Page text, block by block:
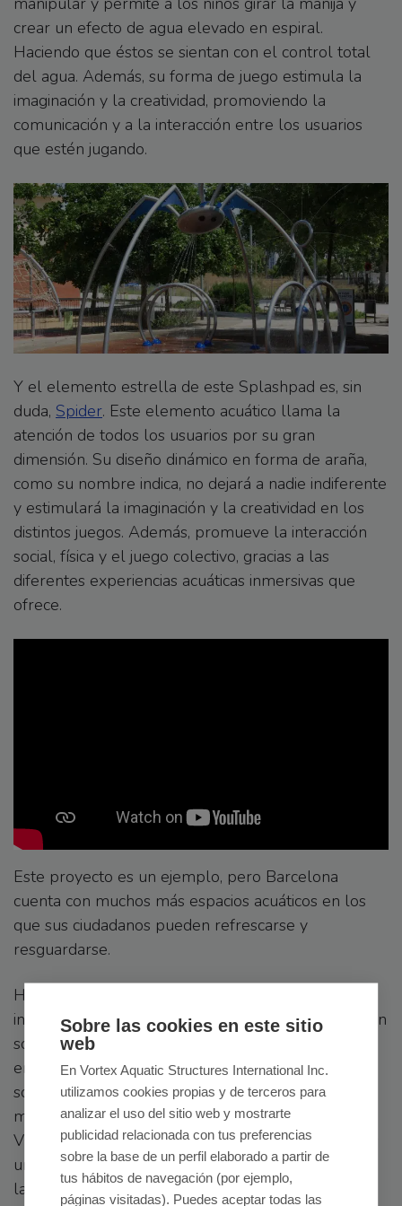
crear un efecto de agua elevado en espiral.
Haciendo que éstos se sientan con el control total
del agua. Además, su forma de juego estimula la
imaginación y la creatividad, promoviendo la
comunicación y a la interacción entre los usuarios
que estén jugando.
Y el elemento estrella de este Splashpad es, sin
duda, Spider. Este elemento acuático llama la
atención de todos los usuarios por su gran
dimensión. Su diseño dinámico en forma de araña,
como su nombre indica, no dejará a nadie indiferente
y estimulará la imaginación y la creatividad en los
distintos juegos. Además, promueve la interacción
social, física y el juego colectivo, gracias a las
diferentes experiencias acuáticas inmersivas que
ofrece.
Este proyecto es un ejemplo, pero Barcelona
cuenta con muchos más espacios acuáticos en los
que sus ciudadanos pueden refrescarse y
resguardarse.
Hay que destacar que el departamento de
ingeniería de VORTEX trabaja de forma exclusiva en
soluciones técnicas para que los espacios de agua
en ciudades como Barcelona, sean seguros,
sostenibles y gestionables de forma fácil por los
medios municipales. Por esta razón, la elección de
VORTEX para la instalación de soluciones acuáticas
urbanas, subraya el compromiso de Barcelona con
la calidad y la eficiencia.
Sobre las cookies en este sitio
web
En Vortex Aquatic Structures International Inc.
utilizamos cookies propias y de terceros para
analizar el uso del sitio web y mostrarte
publicidad relacionada con tus preferencias
sobre la base de un perfil elaborado a partir de
tus hábitos de navegación (por ejemplo,
páginas visitadas). Puedes aceptar todas las